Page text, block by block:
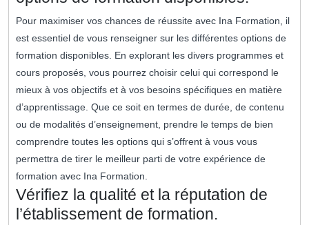
Pour maximiser vos chances de réussite avec Ina Formation, il
est essentiel de vous renseigner sur les différentes options de
formation disponibles. En explorant les divers programmes et
cours proposés, vous pourrez choisir celui qui correspond le
mieux à vos objectifs et à vos besoins spécifiques en matière
d’apprentissage. Que ce soit en termes de durée, de contenu
ou de modalités d’enseignement, prendre le temps de bien
comprendre toutes les options qui s’offrent à vous vous
permettra de tirer le meilleur parti de votre expérience de
formation avec Ina Formation.
Vérifiez la qualité et la réputation de
l’établissement de formation.